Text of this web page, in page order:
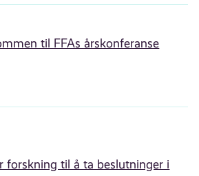
til FFAs årskonferanse
forskning til å ta beslutninger i